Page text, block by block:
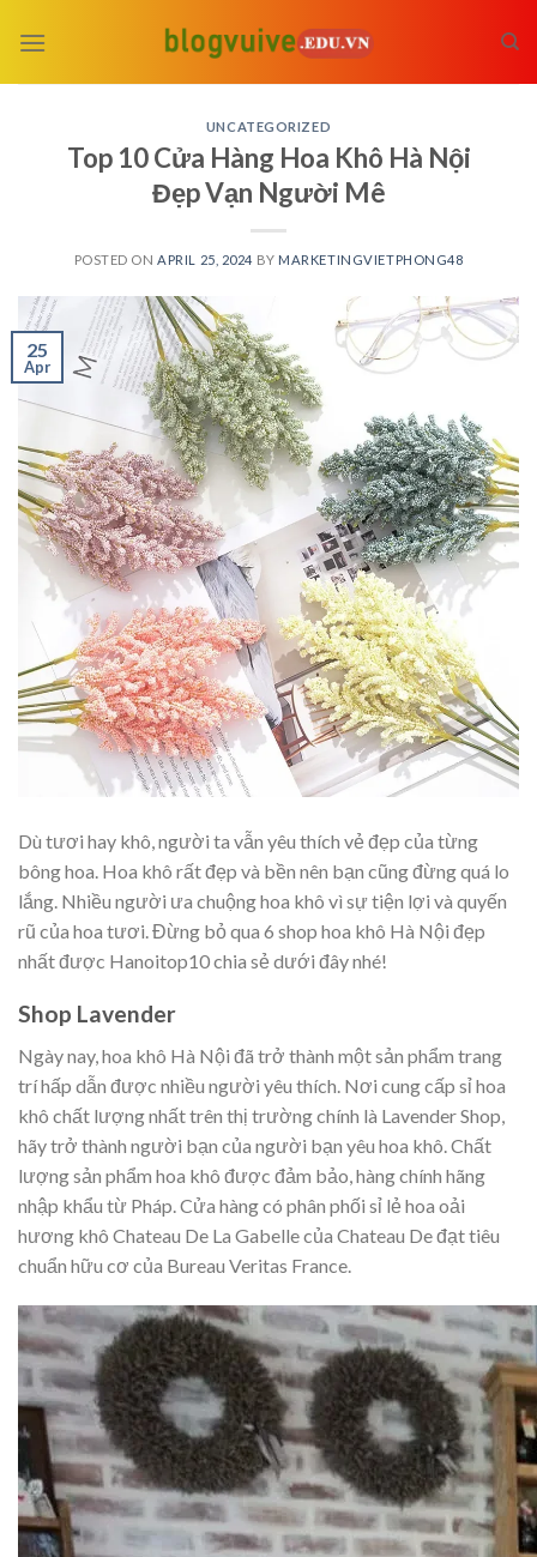
UNCATEGORIZED
Top 10 Cửa Hàng Hoa Khô Hà Nội
Đẹp Vạn Người Mê
POSTED ON APRIL 25, 2024 BY MARKETINGVIETPHONG48
25
Apr
Dù tươi hay khô, người ta vẫn yêu thích vẻ đẹp của từng
bông hoa. Hoa khô rất đẹp và bền nên bạn cũng đừng quá lo
lắng. Nhiều người ưa chuộng hoa khô vì sự tiện lợi và quyến
rũ của hoa tươi. Đừng bỏ qua 6 shop hoa khô Hà Nội đẹp
nhất được Hanoitop10 chia sẻ dưới đây nhé!
Shop Lavender
Ngày nay, hoa khô Hà Nội đã trở thành một sản phẩm trang
trí hấp dẫn được nhiều người yêu thích. Nơi cung cấp sỉ hoa
khô chất lượng nhất trên thị trường chính là Lavender Shop,
hãy trở thành người bạn của người bạn yêu hoa khô. Chất
lượng sản phẩm hoa khô được đảm bảo, hàng chính hãng
nhập khẩu từ Pháp. Cửa hàng có phân phối sỉ lẻ hoa oải
hương khô Chateau De La Gabelle của Chateau De đạt tiêu
chuẩn hữu cơ của Bureau Veritas France.